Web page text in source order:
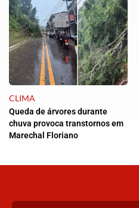
CLIMA
Queda de árvores durante
chuva provoca transtornos em
Marechal Floriano